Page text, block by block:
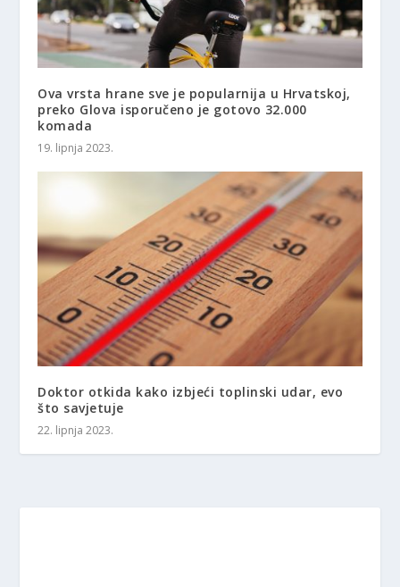
Ova vrsta hrane sve je popularnija u Hrvatskoj,
preko Glova isporučeno je gotovo 32.000
komada
19. lipnja 2023.
Doktor otkida kako izbjeći toplinski udar, evo
što savjetuje
22. lipnja 2023.